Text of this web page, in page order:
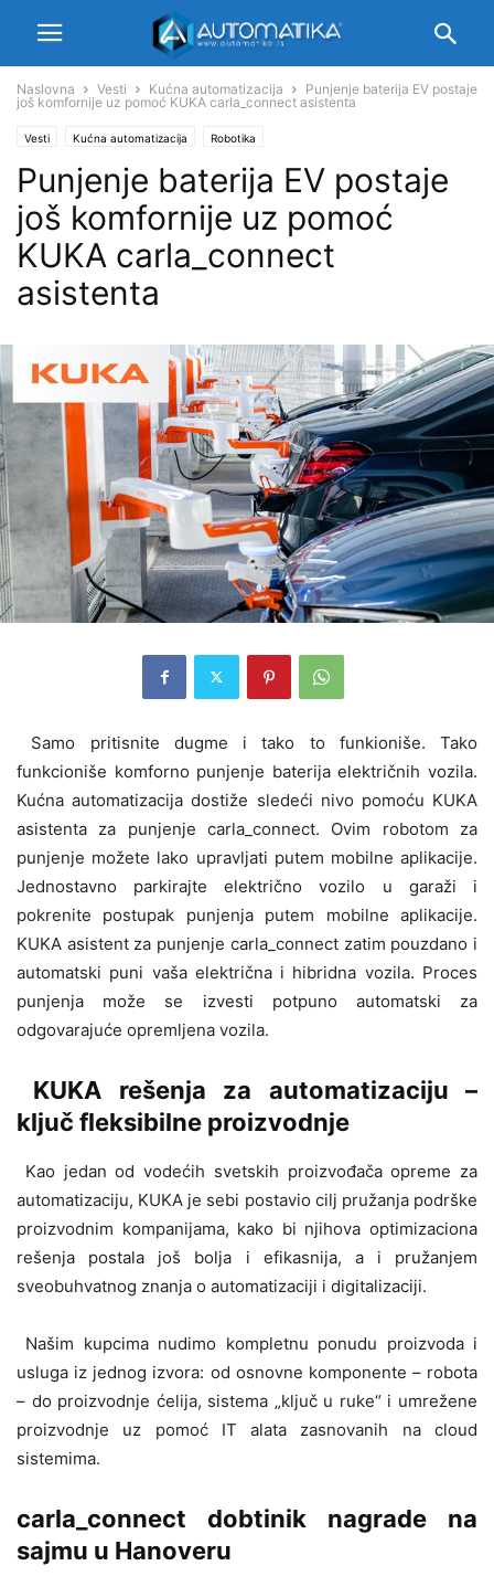
Naslovna Vesti Kućna automatizacija
Punjenje baterija EV postaje
još komfornije uz pomoć KUKA carla_connect asistenta
Vesti Kućna automatizacija Robotika
Punjenje baterija EV postaje
još komfornije uz pomoć
KUKA carla_connect
asistenta
Samo pritisnite dugme i tako to funkioniše. Tako
funkcioniše komforno punjenje baterija električnih vozila.
Kućna automatizacija dostiže sledeći nivo pomoću KUKA
asistenta za punjenje carla_connect. Ovim robotom za
punjenje možete lako upravljati putem mobilne aplikacije.
Jednostavno parkirajte električno vozilo u garaži i
pokrenite postupak punjenja putem mobilne aplikacije.
KUKA asistent za punjenje carla_connect zatim pouzdano i
automatski puni vaša električna i hibridna vozila. Proces
punjenja može se izvesti potpuno automatski za
odgovarajuće opremljena vozila.
KUKA rešenja za automatizaciju –
ključ fleksibilne proizvodnje
Kao jedan od vodećih svetskih proizvođača opreme za
automatizaciju, KUKA je sebi postavio cilj pružanja podrške
proizvodnim kompanijama, kako bi njihova optimizaciona
rešenja postala još bolja i efikasnija, a i pružanjem
sveobuhvatnog znanja o automatizaciji i digitalizaciji.
Našim kupcima nudimo kompletnu ponudu proizvoda i
usluga iz jednog izvora: od osnovne komponente – robota
– do proizvodnje ćelija, sistema „ključ u ruke“ i umrežene
proizvodnje uz pomoć IT alata zasnovanih na cloud
sistemima.
carla_connect dobtinik nagrade na
sajmu u Hanoveru